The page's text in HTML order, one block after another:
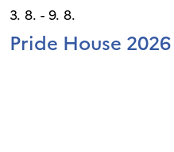
3. 8. - 9. 8.
Pride House 2026